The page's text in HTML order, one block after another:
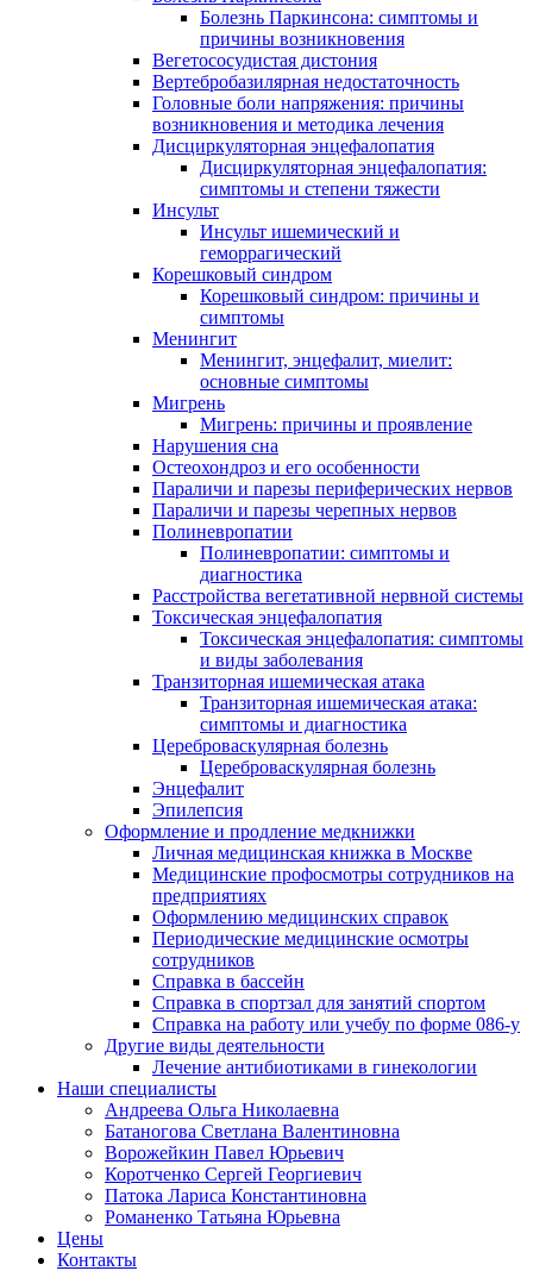
Болезнь Паркинсона: симптомы и
причины возникновения
Вегетососудистая дистония
Вертебробазилярная недостаточность
Головные боли напряжения: причины
возникновения и методика лечения
Дисциркуляторная энцефалопатия
Дисциркуляторная энцефалопатия:
симптомы и степени тяжести
Инсульт
Инсульт ишемический и
геморрагический
Корешковый синдром
Корешковый синдром: причины и
симптомы
Менингит
Менингит, энцефалит, миелит:
основные симптомы
Мигрень
Мигрень: причины и проявление
Нарушения сна
Остеохондроз и его особенности
Параличи и парезы периферических нервов
Параличи и парезы черепных нервов
Полиневропатии
Полиневропатии: симптомы и
диагностика
Расстройства вегетативной нервной системы
Токсическая энцефалопатия
Токсическая энцефалопатия: симптомы
и виды заболевания
Транзиторная ишемическая атака
Транзиторная ишемическая атака:
симптомы и диагностика
Цереброваскулярная болезнь
Цереброваскулярная болезнь
Энцефалит
Эпилепсия
Оформление и продление медкнижки
Личная медицинская книжка в Москве
Медицинские профосмотры сотрудников на
предприятиях
Оформлению медицинских справок
Периодические медицинские осмотры
сотрудников
Справка в бассейн
Справка в спортзал для занятий спортом
Справка на работу или учебу по форме 086-у
Другие виды деятельности
Лечение антибиотиками в гинекологии
Наши специалисты
Андреева Ольга Николаевна
Батаногова Светлана Валентиновна
Ворожейкин Павел Юрьевич
Коротченко Сергей Георгиевич
Патока Лариса Константиновна
Романенко Татьяна Юрьевна
Цены
Контакты